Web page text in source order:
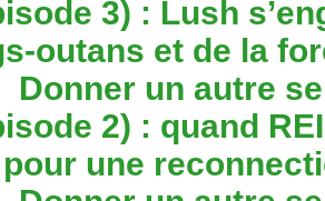
3) : Lush
outans et de la
Donner un autre
2) : quand
une